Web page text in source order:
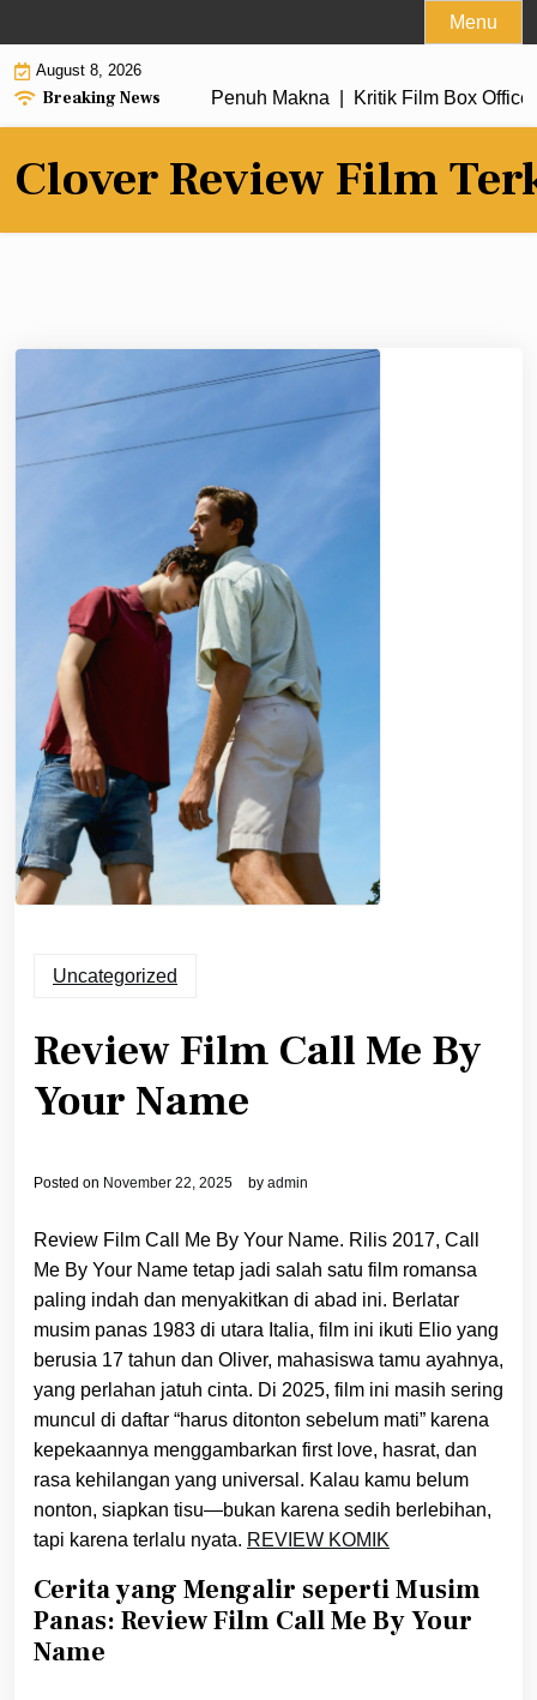
to
content
Menu
August 8, 2026
Breaking News
dengan Alur Cerita Penuh Makna |Kritik Film Box Office
Clover Review Film
Uncategorized
Review Film Call Me By
Your Name
Posted on November 22, 2025 by admin
Review Film Call Me By Your Name. Rilis 2017, Call
Me By Your Name tetap jadi salah satu film romansa
paling indah dan menyakitkan di abad ini. Berlatar
musim panas 1983 di utara Italia, film ini ikuti Elio yang
berusia 17 tahun dan Oliver, mahasiswa tamu ayahnya,
yang perlahan jatuh cinta. Di 2025, film ini masih sering
muncul di daftar “harus ditonton sebelum mati” karena
kepekaannya menggambarkan first love, hasrat, dan
rasa kehilangan yang universal. Kalau kamu belum
nonton, siapkan tisu—bukan karena sedih berlebihan,
tapi karena terlalu nyata. REVIEW KOMIK
Cerita yang Mengalir seperti Musim
Panas: Review Film Call Me By Your
Name